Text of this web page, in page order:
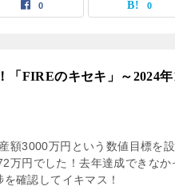
0 0
「FIREのキセキ」～2024年
額3000万円という数値目標を
万円でした！去年達成できなか
確認してイキマス！